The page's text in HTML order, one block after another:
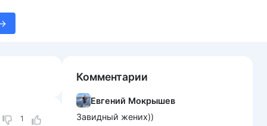
1
Комментарии
Евгений Мокрышев
Завидный жених))